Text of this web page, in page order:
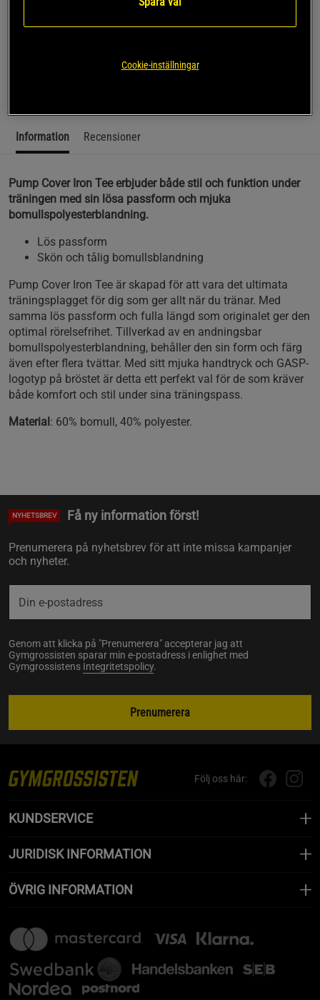
7332576205613
Pump Cover Iron Tee erbjuder både stil och funktion under
bomullspolyesterblandning.
Information Recensioner
Pump Cover Iron Tee erbjuder både stil och funktion under
träningen med sin lösa passform och mjuka
bomullspolyesterblandning.
Lös passform
Skön och tålig bomullsblandning
Pump Cover Iron Tee är skapad för att vara det ultimata
träningsplagget för dig som ger allt när du tränar. Med
samma lös passform och fulla längd som originalet ger den
optimal rörelsefrihet. Tillverkad av en andningsbar
bomullspolyesterblandning, behåller den sin form och färg
även efter flera tvättar. Med sitt mjuka handtryck och GASP-
logotyp på bröstet är detta ett perfekt val för de som kräver
både komfort och stil under sina träningspass.
Material : 60% bomull, 40% polyester.
NYHETSBREV Få ny information först!
Prenumerera på nyhetsbrev för att inte missa kampanjer
och nyheter.
Genom att klicka på "Prenumerera" accepterar jag att
Gymgrossisten sparar min e-postadress i enlighet med
Gymgrossistens Integritetspolicy.
Prenumerera
Följ oss här:
KUNDSERVICE
JURIDISK INFORMATION
ÖVRIG INFORMATION
Cookie-inställningar